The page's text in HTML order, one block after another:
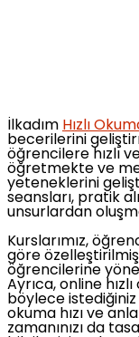
İlkadım Hızlı
becerilerini
öğrencilere hızlı
öğretmekte ve
yeteneklerini
seansları, pratik
unsurlardan
Kurslarımız,
göre
öğrencilerine
Ayrıca, online
böylece
okuma hızı ve
zamanınızı da